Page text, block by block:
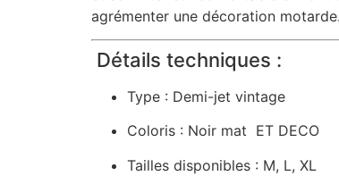
agrémenter une décoration motarde.
Détails techniques :
Type : Demi-jet vintage
Coloris : Noir mat ET DECO
Tailles disponibles : M, L, XL